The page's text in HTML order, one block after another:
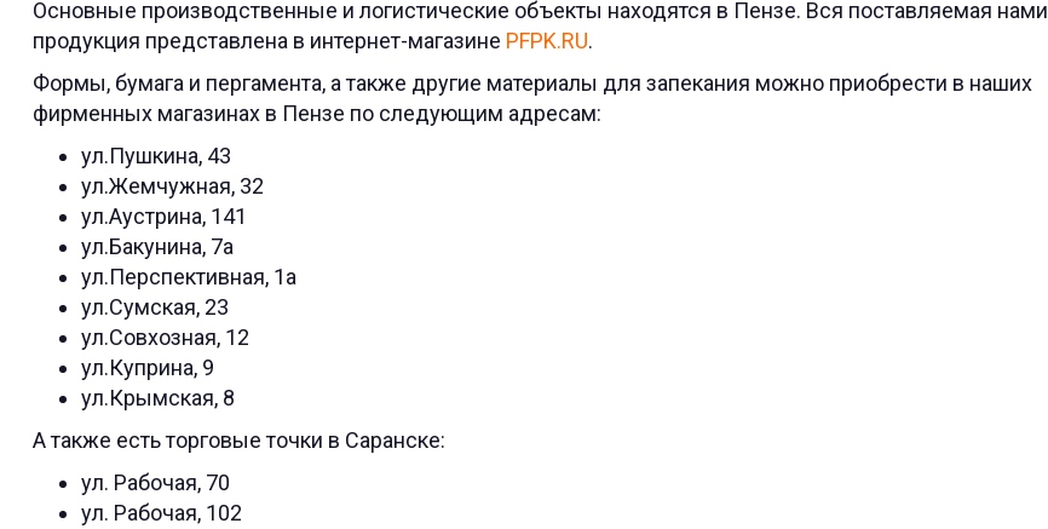
Основные производственные и логистические объекты находятся в Пензе. Вся поставляемая нами
продукция представлена в интернет-магазине PFPK.RU.
Формы, бумага и пергамента, а также другие материалы для запекания можно приобрести в наших
фирменных магазинах в Пензе по следующим адресам:
ул.Пушкина, 43
ул.Жемчужная, 32
ул.Аустрина, 141
ул.Бакунина, 7a
ул.Перспективная, 1а
ул.Сумская, 23
ул.Совхозная, 12
ул.Куприна, 9
ул.Крымская, 8
А также есть торговые точки в Саранске:
ул. Рабочая, 70
ул. Рабочая, 102